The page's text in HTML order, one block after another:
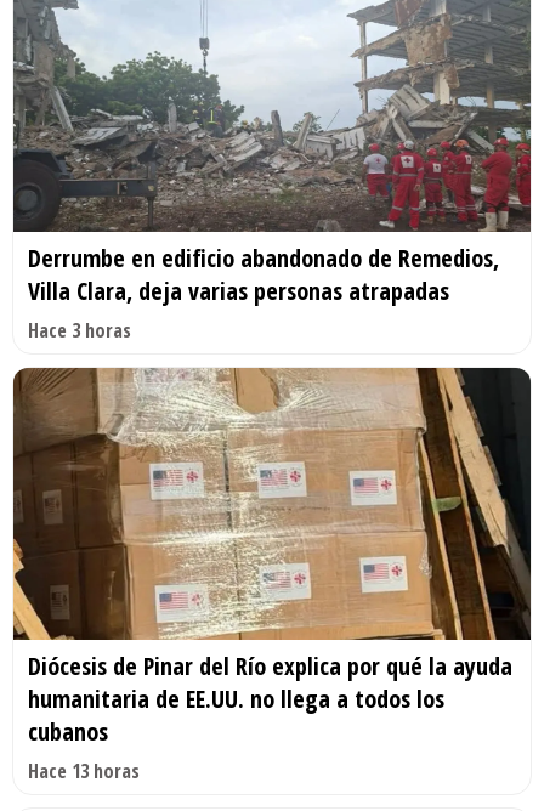
Derrumbe en edificio abandonado de Remedios,
Villa Clara, deja varias personas atrapadas
Hace 3 horas
Diócesis de Pinar del Río explica por qué la ayuda
humanitaria de EE.UU. no llega a todos los
cubanos
Hace 13 horas